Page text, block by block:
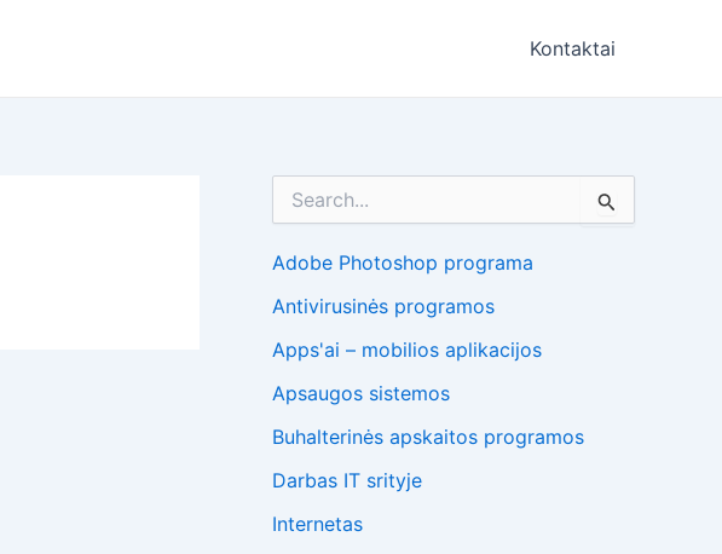
Kontaktai
k
t
:
Adobe Photoshop programa
Antivirusinės programos
Apps'ai – mobilios aplikacijos
Apsaugos sistemos
Buhalterinės apskaitos programos
Darbas IT srityje
Internetas